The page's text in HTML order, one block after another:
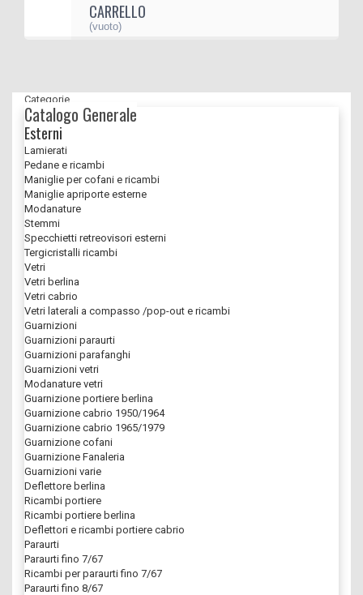
CARRELLO
(vuoto)
Categorie
Catalogo Generale
Esterni
Lamierati
Pedane e ricambi
Maniglie per cofani e ricambi
Maniglie apriporte esterne
Modanature
Stemmi
Specchietti retreovisori esterni
Tergicristalli ricambi
Vetri
Vetri berlina
Vetri cabrio
Vetri laterali a compasso /pop-out e ricambi
Guarnizioni
Guarnizioni paraurti
Guarnizioni parafanghi
Guarnizioni vetri
Modanature vetri
Guarnizione portiere berlina
Guarnizione cabrio 1950/1964
Guarnizione cabrio 1965/1979
Guarnizione cofani
Guarnizione Fanaleria
Guarnizioni varie
Deflettore berlina
Ricambi portiere
Ricambi portiere berlina
Deflettori e ricambi portiere cabrio
Paraurti
Paraurti fino 7/67
Ricambi per paraurti fino 7/67
Paraurti fino 8/67